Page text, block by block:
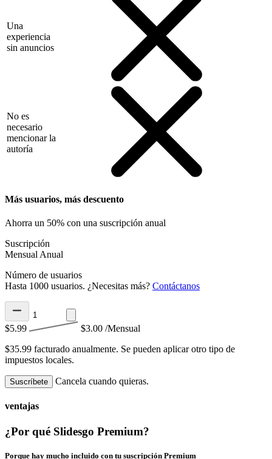
Una
experiencia
sin anuncios
No es
necesario
mencionar la
autoría
Más usuarios, más descuento
Ahorra un 50% con una suscripción anual
Suscripción
Mensual Anual
Número de usuarios
Hasta 1000 usuarios. ¿Necesitas más? Contáctanos
$5.99 $3.00 /Mensual
$35.99 facturado anualmente. Se pueden aplicar otro tipo de
impuestos locales.
Suscríbete Cancela cuando quieras.
ventajas
¿Por qué Slidesgo Premium?
Porque hay mucho incluido con tu suscripción Premium